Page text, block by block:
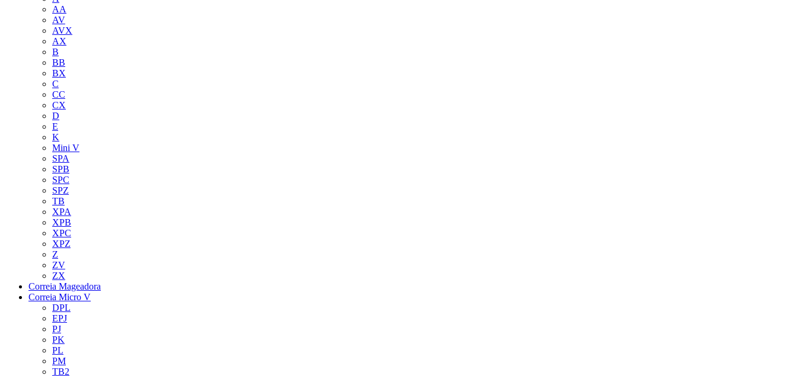
AA
AV
AVX
AX
B
BB
BX
C
CC
CX
D
E
K
Mini V
SPA
SPB
SPC
SPZ
TB
XPA
XPB
XPC
XPZ
Z
ZV
ZX
Correia Mageadora
Correia Micro V
DPL
EPJ
PJ
PK
PL
PM
TB2